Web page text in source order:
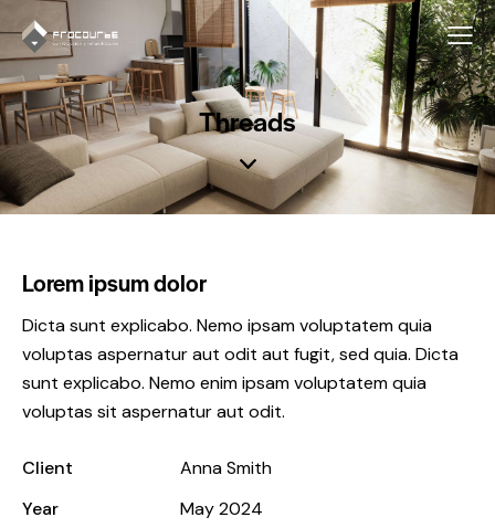
Threads
Lorem ipsum dolor
Dicta sunt explicabo. Nemo ipsam voluptatem quia
voluptas aspernatur aut odit aut fugit, sed quia. Dicta
sunt explicabo. Nemo enim ipsam voluptatem quia
voluptas sit aspernatur aut odit.
Client
Anna Smith
Year
May 2024